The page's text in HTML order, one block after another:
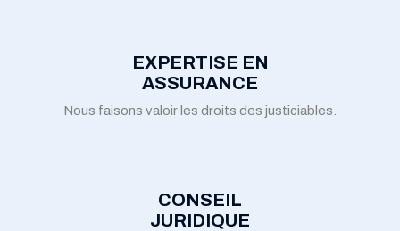
EXPERTISE EN
ASSURANCE
Nous faisons valoir les droits des justiciables.
CONSEIL
JURIDIQUE